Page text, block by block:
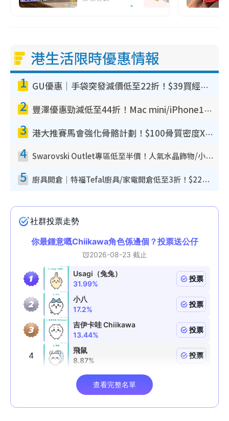
港生活限時優惠情報
1 GU優惠｜手袋突發減價低至22折！$39買經典波士頓包/餃子袋！飾物同步減價$29起！
2 豐澤優惠勁減低至44折！Mac mini/iPhone17Pro大減價！廚房家電$220起
3 港大推賽馬會強化骨骼計劃！$100骨質密度X光檢查 完成免費運動訓練送超市禮券！附參加資格
4 Swarovski Outlet專區低至半價！人氣水晶飾物/小擺設$138起！迪士尼款/水晶高跟鞋都有平
5 廚具開倉｜特福Tefal廚具/家電開倉低至3折！$220起買平底鍋/炒鑊/湯煲！電飯煲/吸塵機/燙斗$418起